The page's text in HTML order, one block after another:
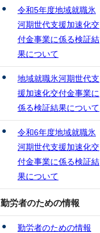
令和5年度地域就職氷
河期世代支援加速化交
付金事業に係る検証結
果について
地域就職氷河期世代支
援加速化交付金事業に
係る検証結果について
令和6年度地域就職氷
河期世代支援加速化交
付金事業に係る検証結
果について
勤労者のための情報
勤労者のための情報